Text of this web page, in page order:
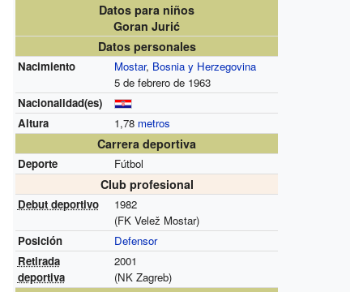
Datos para niños
Goran Jurić
Datos personales
Nacimiento Mostar, Bosnia y Herzegovina
5 de febrero de 1963
Nacionalidad(es)
Altura
1,78 metros
Carrera deportiva
Deporte Fútbol
Club profesional
Debut deportivo
1982
(FK Velež Mostar)
Posición
Defensor
Retirada
deportiva
2001
(NK Zagreb)